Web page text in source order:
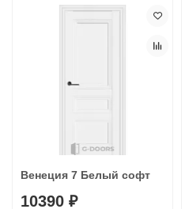
Венеция 7 Белый софт
10390 ₽